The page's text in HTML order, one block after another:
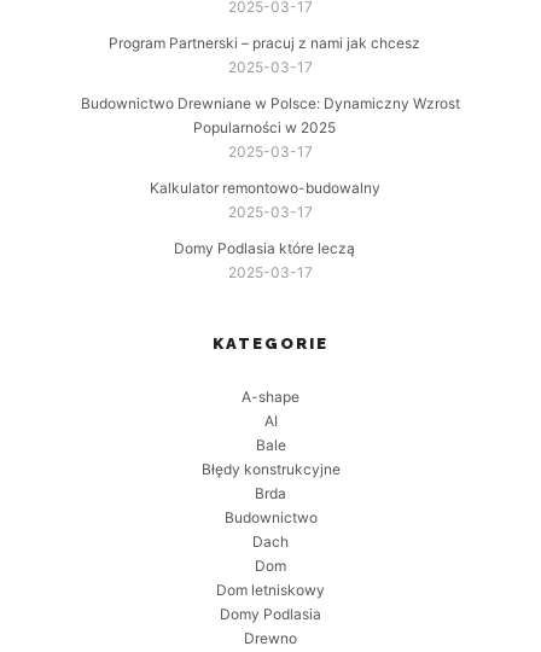
2025-03-17
Program Partnerski – pracuj z nami jak chcesz
2025-03-17
Budownictwo Drewniane w Polsce: Dynamiczny Wzrost
Popularności w 2025
2025-03-17
Kalkulator remontowo-budowalny
2025-03-17
Domy Podlasia które leczą
2025-03-17
KATEGORIE
A-shape
AI
Bale
Błędy konstrukcyjne
Brda
Budownictwo
Dach
Dom
Dom letniskowy
Domy Podlasia
Drewno